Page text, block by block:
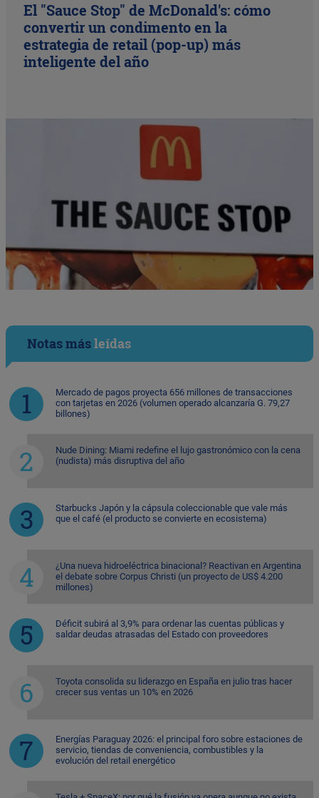
El "Sauce Stop" de McDonald's: cómo
convertir un condimento en la
estrategia de retail (pop-up) más
inteligente del año
Notas másleídas
Mercado de pagos proyecta 656 millones de transacciones
con tarjetas en 2026 (volumen operado alcanzaría G. 79,27
billones)
Nude Dining: Miami redefine el lujo gastronómico con la cena
(nudista) más disruptiva del año
Starbucks Japón y la cápsula coleccionable que vale más
que el café (el producto se convierte en ecosistema)
¿Una nueva hidroeléctrica binacional? Reactivan en Argentina
el debate sobre Corpus Christi (un proyecto de US$ 4.200
millones)
Déficit subirá al 3,9% para ordenar las cuentas públicas y
saldar deudas atrasadas del Estado con proveedores
Toyota consolida su liderazgo en España en julio tras hacer
crecer sus ventas un 10% en 2026
Energías Paraguay 2026: el principal foro sobre estaciones de
servicio, tiendas de conveniencia, combustibles y la
evolución del retail energético